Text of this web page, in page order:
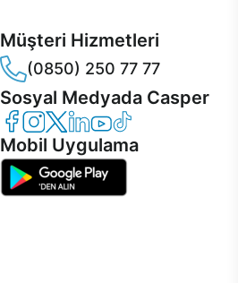
Müşteri Hizmetleri
(0850) 250 77 77
Sosyal Medyada Casper
Casper Facebook
Casper Instagram
Casper Twitter
Casper LinkedIn
Casper YouTube
Casper TikTok
Mobil Uygulama